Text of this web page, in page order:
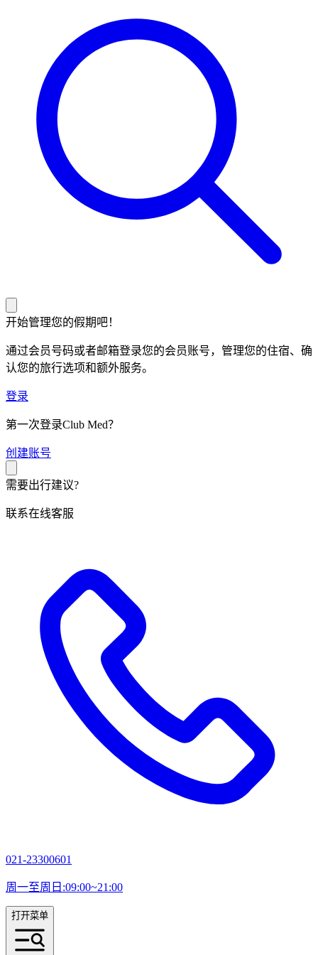
开始管理您的假期吧！
通过会员号码或者邮箱登录您的会员账号，管理您的住宿、确
认您的旅行选项和额外服务。
登录
第一次登录Club Med？
创 建账号
需要出行建议?
联系在线客服
021-23300601
周一至周日:09:00~21:00
打开菜单